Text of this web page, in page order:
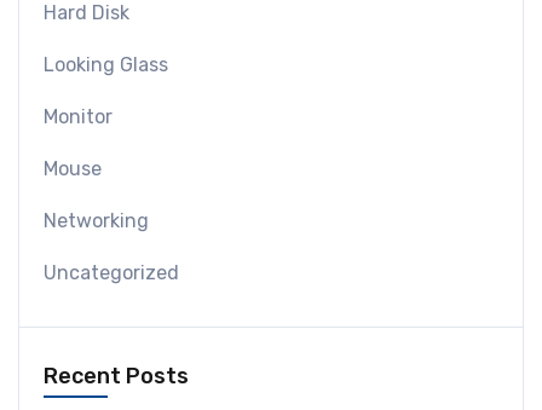
Hard Disk
Looking Glass
Monitor
Mouse
Networking
Uncategorized
Recent Posts